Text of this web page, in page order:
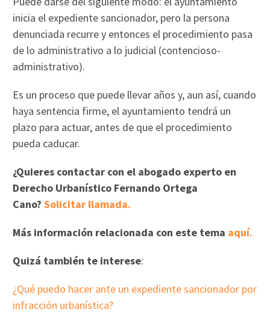
inicia el expediente sancionador, pero la persona
denunciada recurre y entonces el procedimiento pasa
de lo administrativo a lo judicial (contencioso-
administrativo).
Es un proceso que puede llevar años y, aun así, cuando
haya sentencia firme, el ayuntamiento tendrá un
plazo para actuar, antes de que el procedimiento
pueda caducar.
¿Quieres contactar con el abogado experto en
Derecho Urbanístico Fernando Ortega
Cano?Solicitar llamada.
Más información relacionada con este tema aquí.
Quizá también te interese:
¿Qué puedo hacer ante un expediente sancionador por
infracción urbanística?